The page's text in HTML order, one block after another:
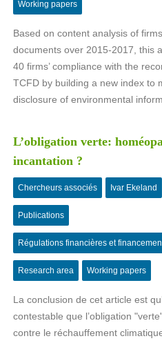
Working papers
Based on content analysis of
documents over 2015-2017, this
40 firms’ compliance with the
TCFD by building a new index to
disclosure of environmental
L’obligation verte:
incantation ?
Chercheurs associés Ivar Ekeland
Publications
Régulations financières et
Research area Working papers
La conclusion de cet article est
contestable que l’obligation
contre le réchauffement